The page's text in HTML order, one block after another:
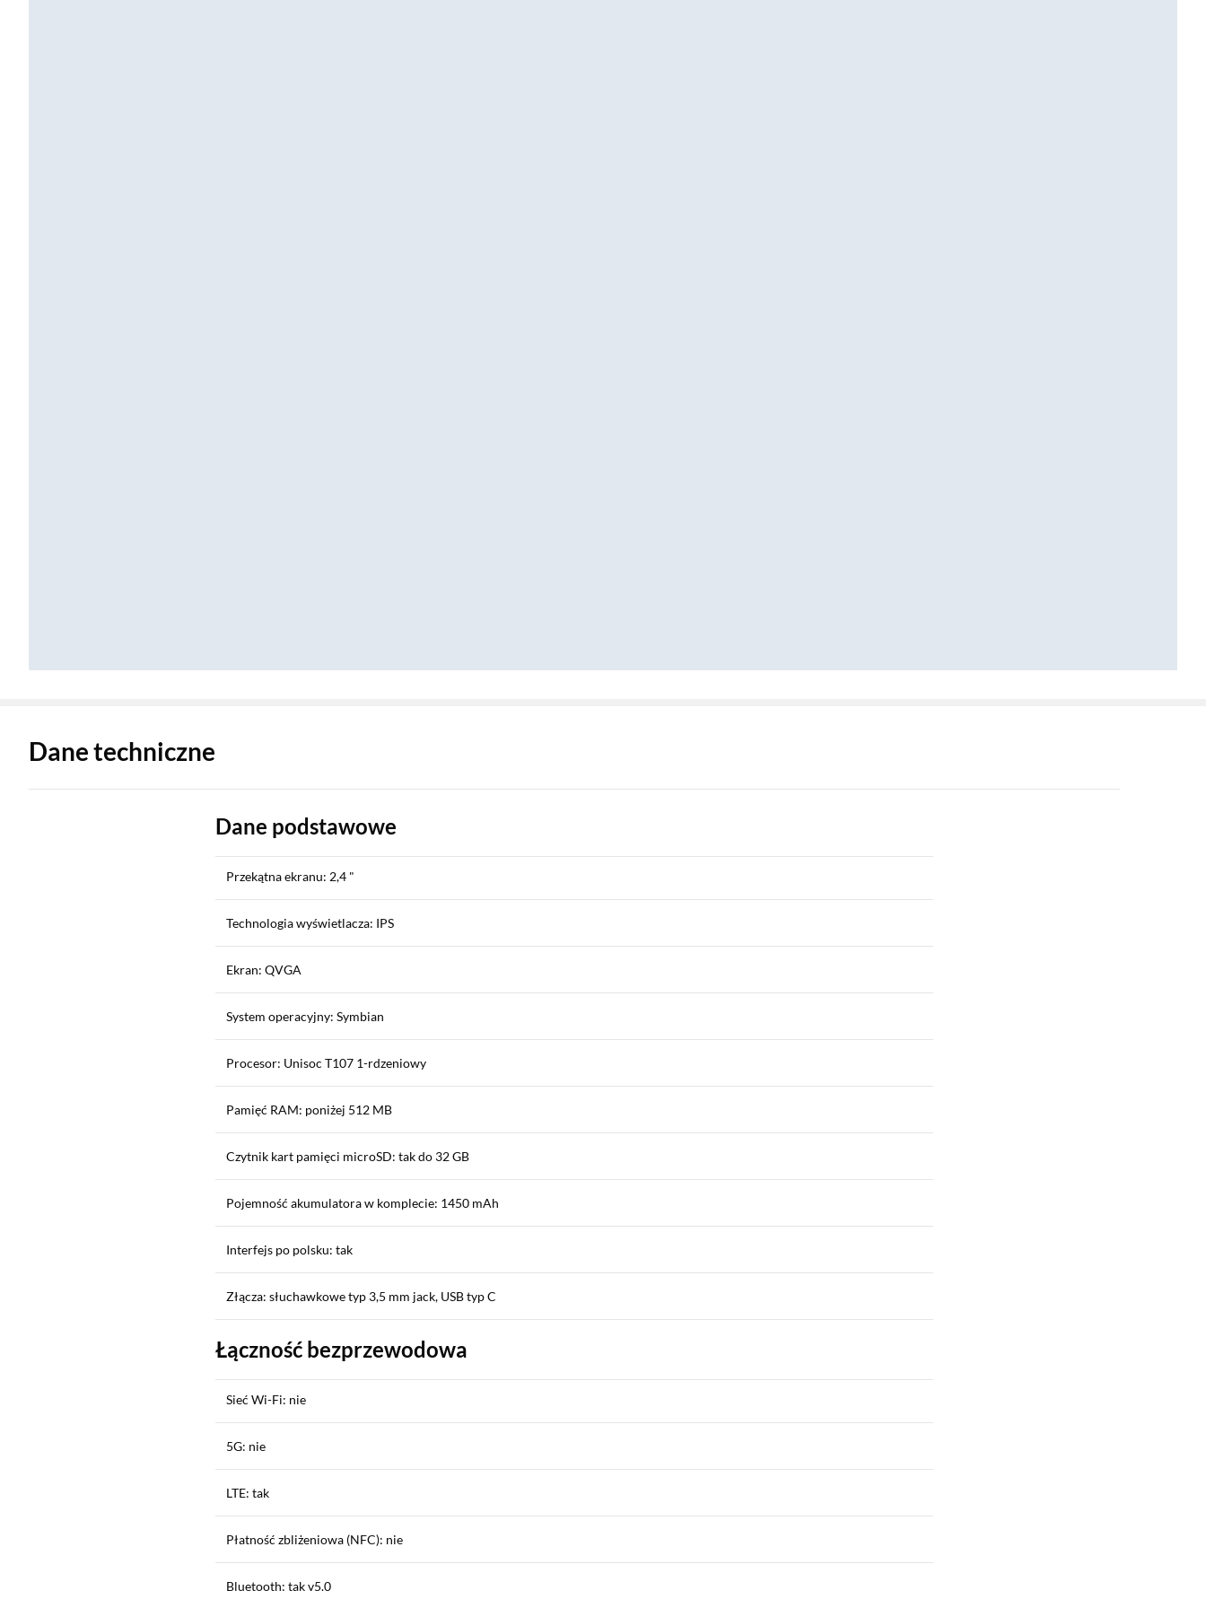
Dane techniczne
Dane podstawowe
Przekątna ekranu: 2,4 "
Technologia wyświetlacza: IPS
Ekran: QVGA
System operacyjny: Symbian
Procesor: Unisoc T107 1-rdzeniowy
Pamięć RAM: poniżej 512 MB
Czytnik kart pamięci microSD: tak do 32 GB
Pojemność akumulatora w komplecie: 1450 mAh
Interfejs po polsku: tak
Złącza: słuchawkowe typ 3,5 mm jack, USB typ C
Łączność bezprzewodowa
Sieć Wi-Fi: nie
5G: nie
LTE: tak
Płatność zbliżeniowa (NFC): nie
Bluetooth: tak v5.0